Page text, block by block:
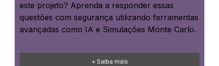
este projeto? Aprenda a responder essas
questões com segurança utilizando ferramentas
avançadas como IA e Simulações Monte Carlo.
+ Saiba mais